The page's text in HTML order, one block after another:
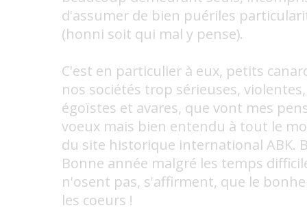
d'assumer de bien puériles
(honni soit qui mal y pense).
C'est en particulier à eux, petits
nos sociétés trop sérieuses,
égoïstes et avares, que vont mes
voeux mais bien entendu à tout le
du site historique international ABK.
Bonne année malgré les temps
n'osent pas, s'affirment, que le
les coeurs !